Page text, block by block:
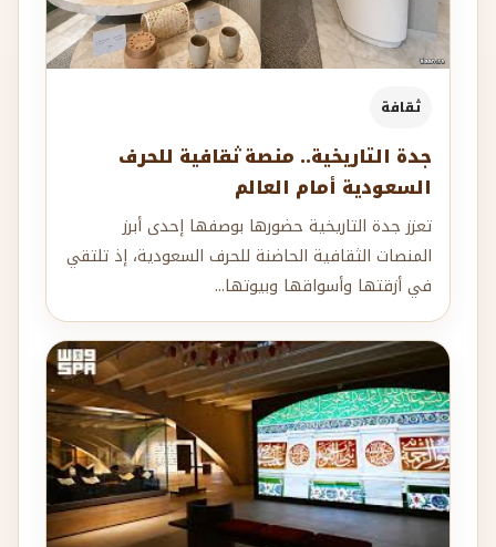
ثقافة
جدة التاريخية.. منصة ثقافية للحرف
السعودية أمام العالم
تعزز جدة التاريخية حضورها بوصفها إحدى أبرز
المنصات الثقافية الحاضنة للحرف السعودية، إذ تلتقي
في أزقتها وأسواقها وبيوتها...